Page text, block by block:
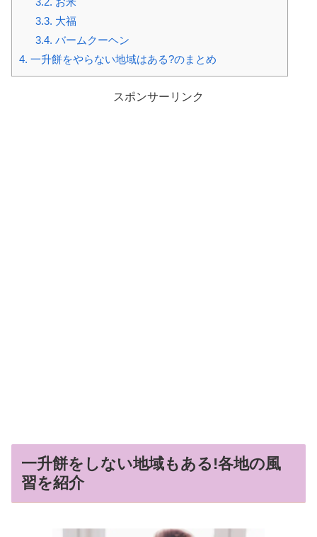
3.3. 大福
3.4. バームクーヘン
4. 一升餅をやらない地域はある?のまとめ
スポンサーリンク
一升餅をしない地域もある!各地の風
習を紹介